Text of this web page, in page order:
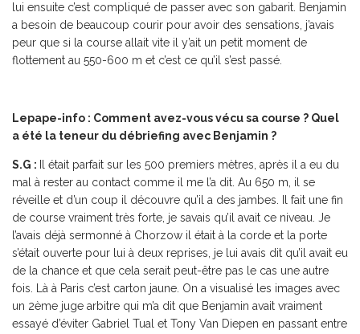
lui ensuite c’est compliqué de passer avec son gabarit. Benjamin
a besoin de beaucoup courir pour avoir des sensations, j’avais
peur que si la course allait vite il y’ait un petit moment de
flottement au 550-600 m et c’est ce qu’il s’est passé.
Lepape-info : Comment avez-vous vécu sa course ? Quel
a été la teneur du débriefing avec Benjamin ?
S.G :
Il était parfait sur les 500 premiers mètres, après il a eu du
mal à rester au contact comme il me l’a dit. Au 650 m, il se
réveille et d’un coup il découvre qu’il a des jambes. Il fait une fin
de course vraiment très forte, je savais qu’il avait ce niveau. Je
l’avais déjà sermonné à Chorzow il était à la corde et la porte
s’était ouverte pour lui à deux reprises, je lui avais dit qu’il avait eu
de la chance et que cela serait peut-être pas le cas une autre
fois. Là à Paris c’est carton jaune. On a visualisé les images avec
un 2ème juge arbitre qui m’a dit que Benjamin avait vraiment
essayé d’éviter Gabriel Tual et Tony Van Diepen en passant entre